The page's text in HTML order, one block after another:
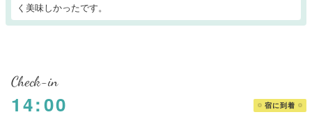
く美味しかったです。
Check-in
14:00 宿に到着